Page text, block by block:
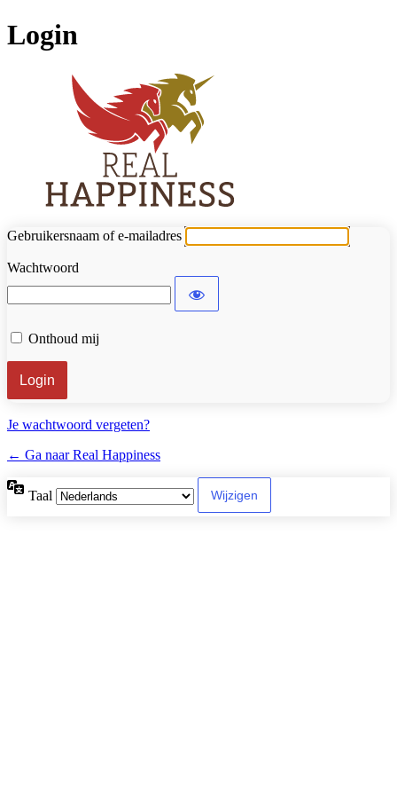
Login
Gebruikersnaam of e-mailadres
Wachtwoord
Onthoud mij
Je wachtwoord vergeten?
← Ga naar Real Happiness
Taal